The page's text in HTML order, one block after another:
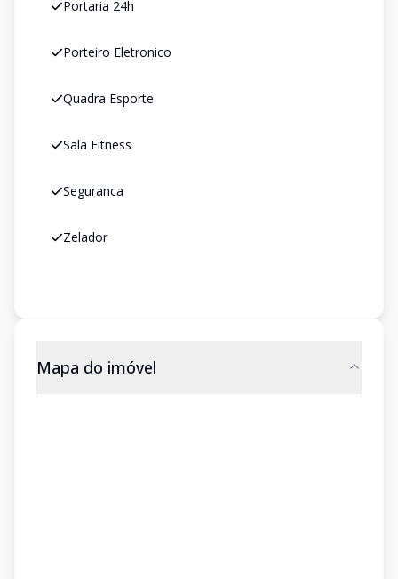
Portaria 24h
Porteiro Eletronico
Quadra Esporte
Sala Fitness
Seguranca
Zelador
Mapa do imóvel